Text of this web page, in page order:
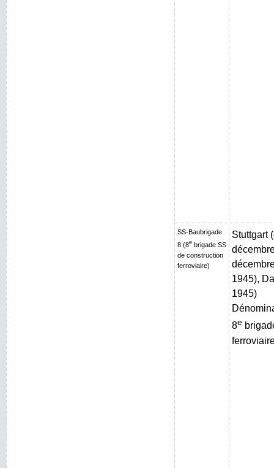
SS-Baubrigade
8 (8e brigade SS
de construction
ferroviaire)
Stuttgart
1945),
1945)
8e